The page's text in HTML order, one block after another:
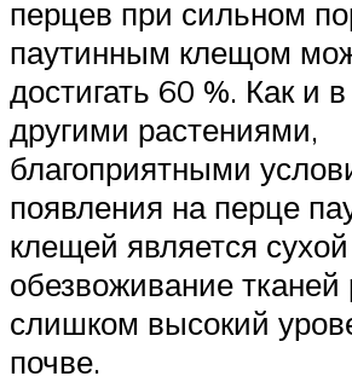
перцев при сильном
паутинным клещом
достигать 60 %. Как и
другими растениями,
благоприятными
появления на перце
клещей является
обезвоживание тканей
слишком высокий
почве.